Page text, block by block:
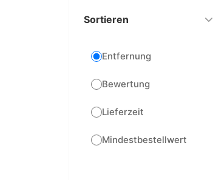
Sortieren
Entfernung
Bewertung
Lieferzeit
Mindestbestellwert